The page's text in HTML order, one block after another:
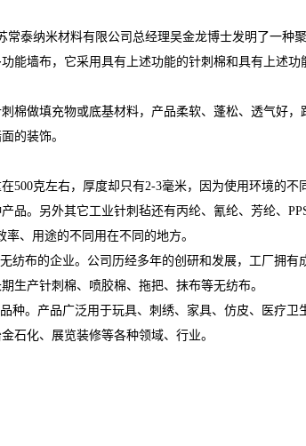
泰纳米材料有限公司总经理吴金龙博士发明了一种
能墙布，它采用具有上述功能的针刺棉和具有上述功
做填充物或底基材料，产品柔软、蓬松、透气好，
的装饰。
克左右，厚度却只有2-3毫米，因为使用环境的不
。另外其它工业针刺毡还有丙纶、氰纶、芳纶、PPS
、用途的不同用在不同的地方。
布的企业。公司历经多年的创研和发展，工厂拥有
生产针刺棉、喷胶棉、拖把、抹布等无纺布。
。产品广泛用于玩具、刺绣、家具、仿皮、医疗卫
石化、展览装修等各种领域、行业。